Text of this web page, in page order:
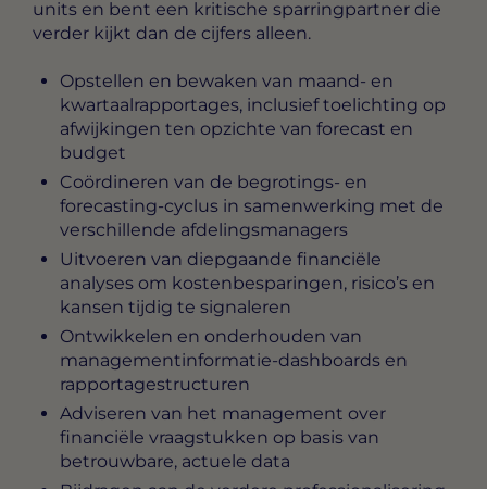
units en bent een kritische sparringpartner die
verder kijkt dan de cijfers alleen.
Opstellen en bewaken van maand- en
kwartaalrapportages, inclusief toelichting op
afwijkingen ten opzichte van forecast en
budget
Coördineren van de begrotings- en
forecasting-cyclus in samenwerking met de
verschillende afdelingsmanagers
Uitvoeren van diepgaande financiële
analyses om kostenbesparingen, risico’s en
kansen tijdig te signaleren
Ontwikkelen en onderhouden van
managementinformatie-dashboards en
rapportagestructuren
Adviseren van het management over
financiële vraagstukken op basis van
betrouwbare, actuele data